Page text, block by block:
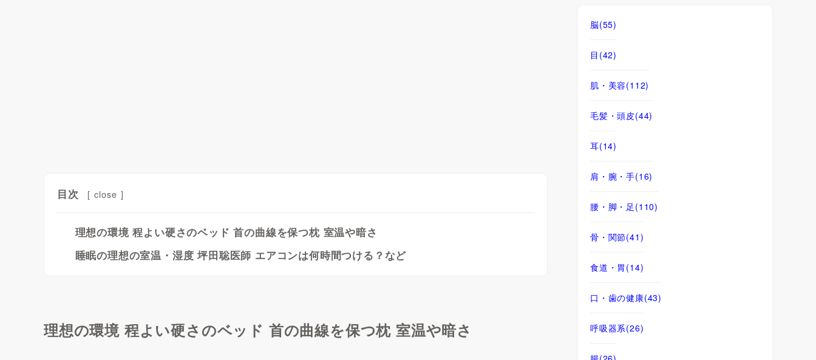
目次 [ close ]
理想の環境 程よい硬さのベッド 首の曲線を保つ枕 室温や暗さ
睡眠の理想の室温・湿度 坪田聡医師 エアコンは何時間つける？など
理想の環境 程よい硬さのベッド 首の曲線を保つ枕 室温や暗さ
脳(55)
目 (42)
肌・美容(112)
毛髪・頭皮(44)
耳(14)
肩・腕・手(16)
腰・脚・足 (110)
骨・関節(41)
食道・胃 (14)
口・歯の健康(43)
呼吸器系(26)